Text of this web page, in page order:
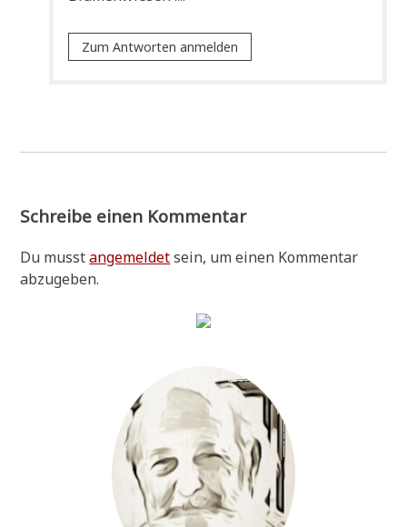
Zum Antworten anmelden
Schreibe einen Kommentar
Du musstangemeldetsein, um einen Kommentar
abzugeben.